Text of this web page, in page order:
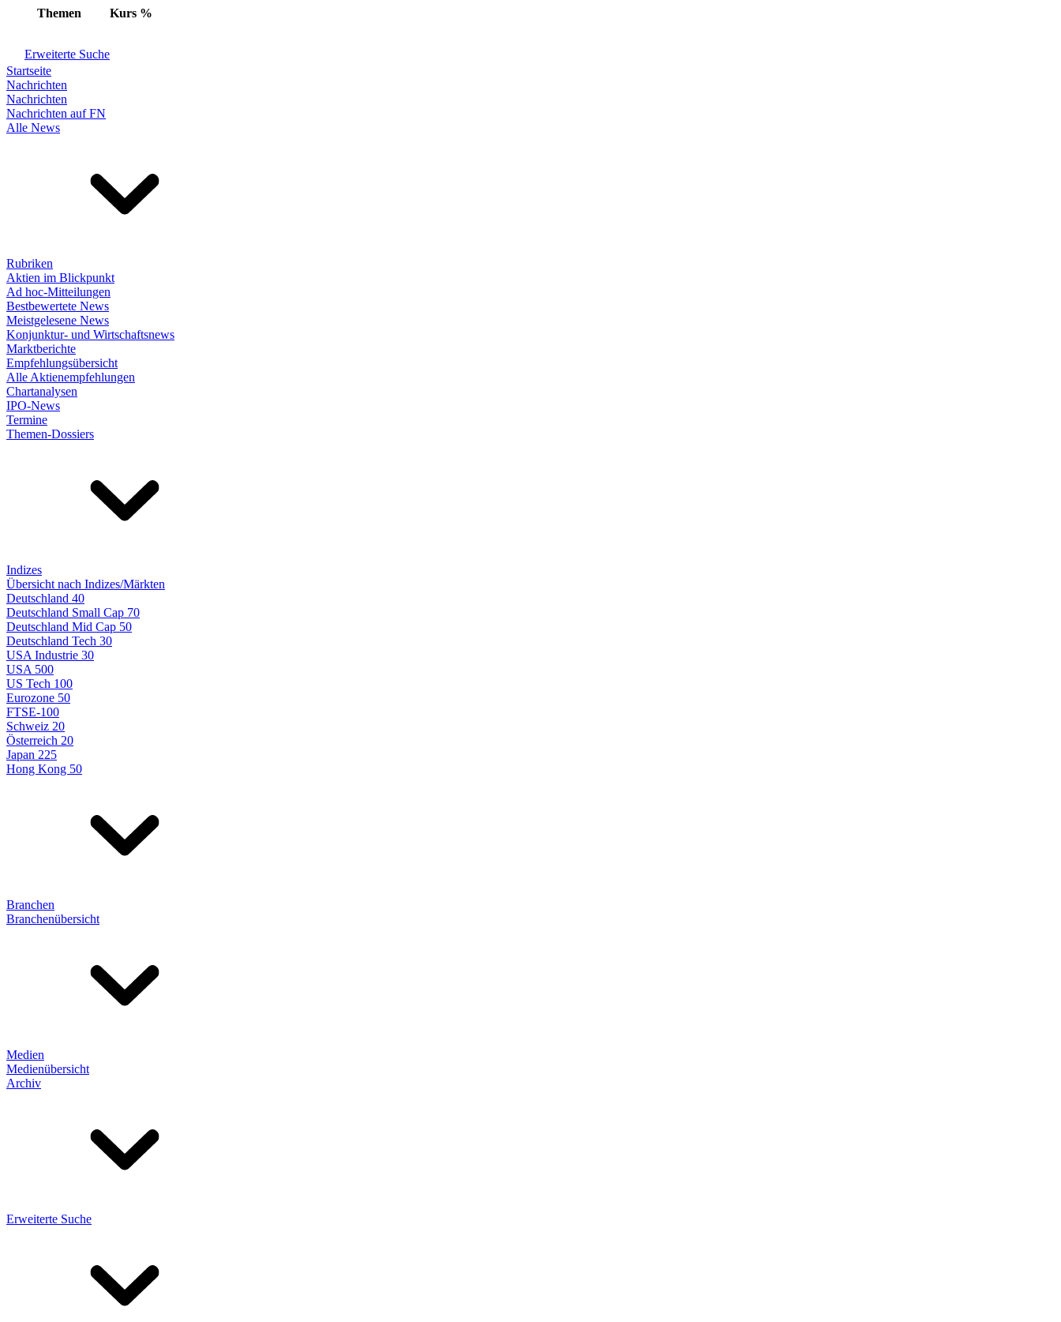
Themen Kurs %
Erweiterte Suche
Startseite
Nachrichten
Nachrichten
Nachrichten auf FN
Alle News
Rubriken
Aktien im Blickpunkt
Ad hoc-Mitteilungen
Bestbewertete News
Meistgelesene News
Konjunktur- und Wirtschaftsnews
Marktberichte
Empfehlungsübersicht
Alle Aktienempfehlungen
Chartanalysen
IPO-News
Termine
Themen-Dossiers
Indizes
Übersicht nach Indizes/Märkten
Deutschland 40
Deutschland Small Cap 70
Deutschland Mid Cap 50
Deutschland Tech 30
USA Industrie 30
USA 500
US Tech 100
Eurozone 50
FTSE-100
Schweiz 20
Österreich 20
Japan 225
Hong Kong 50
Branchen
Branchenübersicht
Medien
Medienübersicht
Archiv
Erweiterte Suche